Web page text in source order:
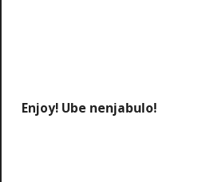
Enjoy! Ube nenjabulo!